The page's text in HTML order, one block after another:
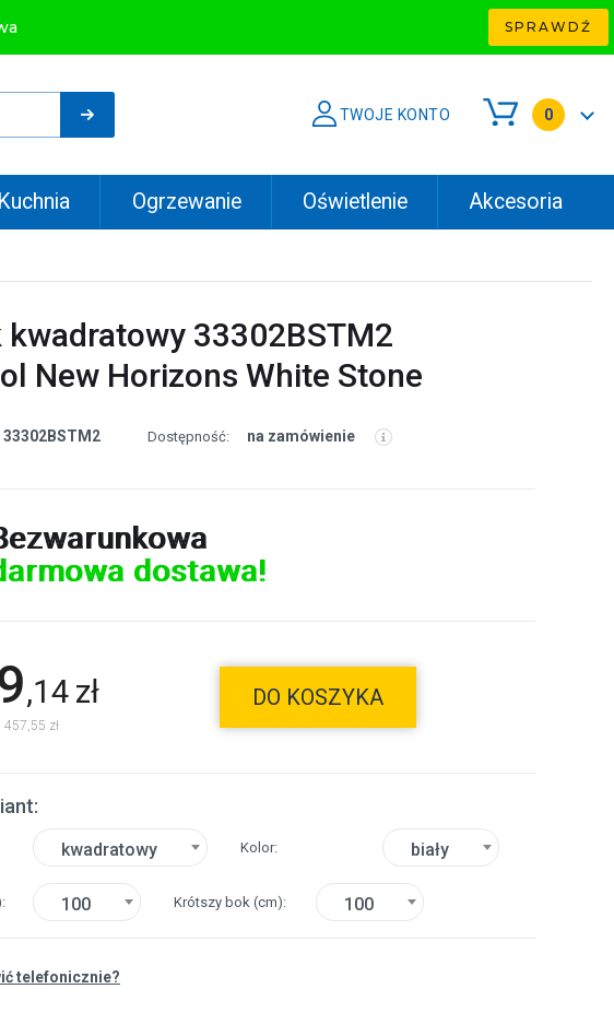
SPRAWDŹ
TWOJE KONTO 0
Kuchnia Ogrzewanie Oświetlenie Akcesoria
kwadratowy 33302BSTM2
New Horizons White Stone
33302BSTM2 Dostępność: na zamówienie
dostawa!
,14 zł
457,55 zł
DO KOSZYKA
kwadratowy Kolor biały
100 Krótszy bok (cm) 100
telefonicznie?